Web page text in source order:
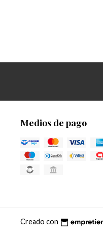
Medios de pago
Creado con